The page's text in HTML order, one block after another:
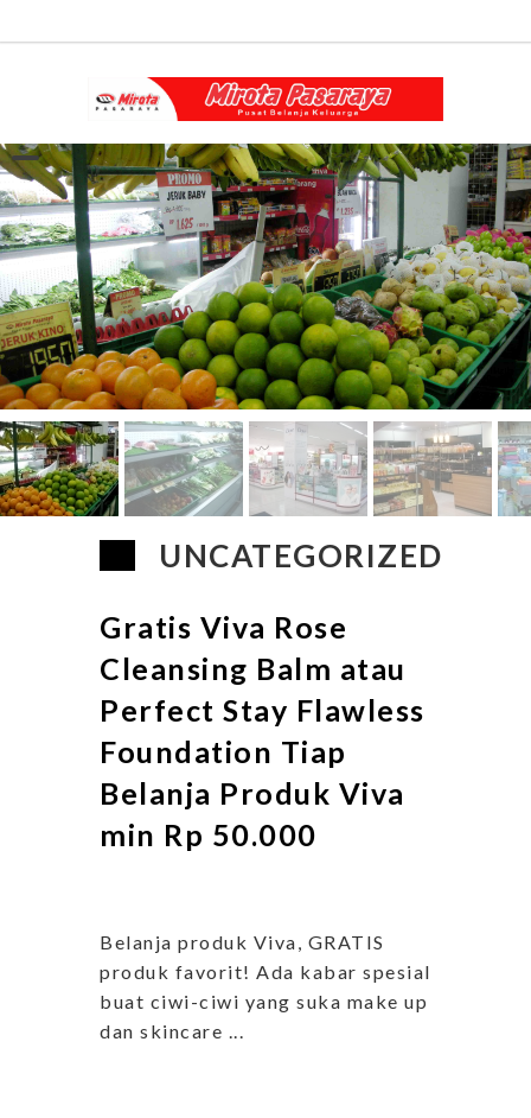
UNCATEGORIZED
Gratis Viva Rose
Cleansing Balm atau
Perfect Stay Flawless
Foundation Tiap
Belanja Produk Viva
min Rp 50.000
Belanja produk Viva, GRATIS
produk favorit! Ada kabar spesial
buat ciwi-ciwi yang suka make up
dan skincare ...